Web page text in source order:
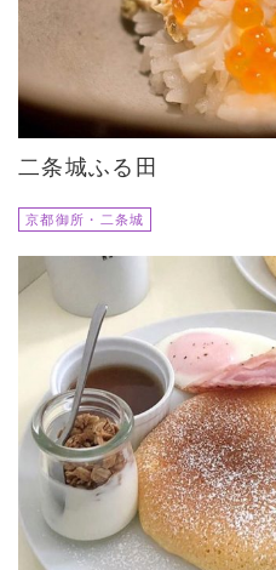
二条城ふる田
京都御所・二条城